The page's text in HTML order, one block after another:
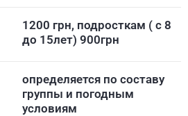
1200 грн, подросткам ( с 8
до 15лет) 900грн
определяется по составу
группы и погодным
условиям